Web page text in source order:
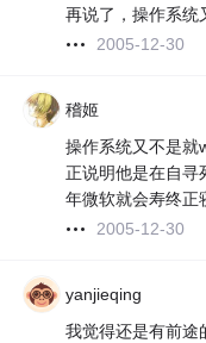
再说了，操作系统
2005-12-30
稽姬
操作系统又不是就
正说明他是在自寻
年微软就会寿终正
2005-12-30
yanjieqing
我觉得还是有前途